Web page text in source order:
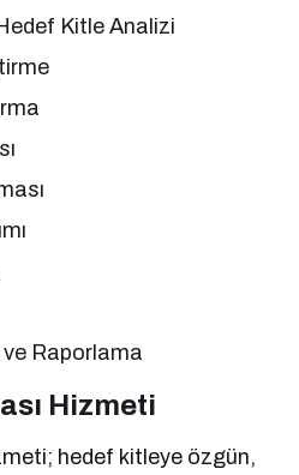
Kitle Analizi
Raporlama
Hizmeti
hedef kitleye özgün,